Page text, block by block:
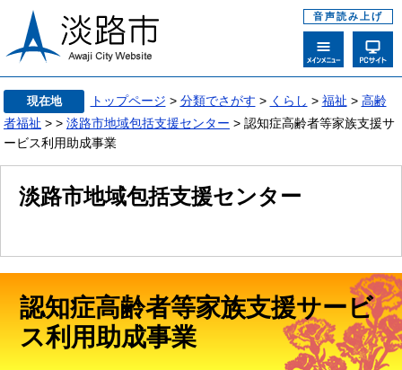
音声読み上げ
現在地 トップページ > 分類でさがす > くらし > 福祉 > 高齢
者福祉 > > 淡路市地域包括支援センター > 認知症高齢者等家族支援サ
ービス利用助成事業
淡路市地域包括支援センター
認知症高齢者等家族支援サービ
ス利用助成事業